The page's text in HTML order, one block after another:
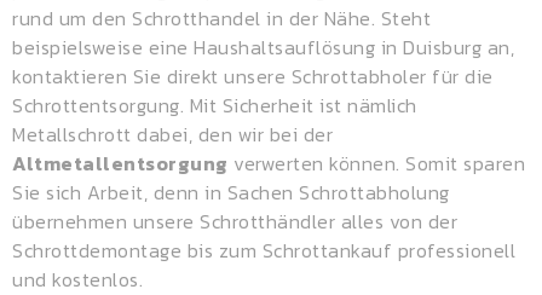
rund um den Schrotthandel in der Nähe. Steht
beispielsweise eine Haushaltsauflösung in Duisburg an,
kontaktieren Sie direkt unsere Schrottabholer für die
Schrottentsorgung. Mit Sicherheit ist nämlich
Metallschrott dabei, den wir bei der
Altmetallentsorgung verwerten können. Somit sparen
Sie sich Arbeit, denn in Sachen Schrottabholung
übernehmen unsere Schrotthändler alles von der
Schrottdemontage bis zum Schrottankauf professionell
und kostenlos.